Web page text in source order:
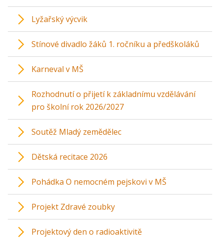
Lyžařský výcvik
Stínové divadlo žáků 1. ročníku a předškoláků
Karneval v MŠ
Rozhodnutí o přijetí k základnímu vzdělávání
pro školní rok 2026/2027
Soutěž Mladý zemědělec
Dětská recitace 2026
Pohádka O nemocném pejskovi v MŠ
Projekt Zdravé zoubky
Projektový den o radioaktivitě